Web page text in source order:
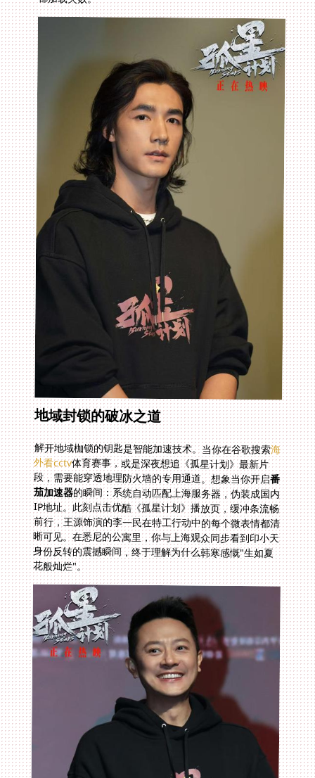
地域封锁的破冰之道
解开地域枷锁的钥匙是智能加速技术。当你在谷歌搜索海
外看cctv体育赛事，或是深夜想追《孤星计划》最新片
段，需要能穿透地理防火墙的专用通道。想象当你开启番
茄加速器的瞬间：系统自动匹配上海服务器，伪装成国内
IP地址。此刻点击优酷《孤星计划》播放页，缓冲条流畅
前行，王源饰演的李一民在特工行动中的每个微表情都清
晰可见。在悉尼的公寓里，你与上海观众同步看到印小天
身份反转的震撼瞬间，终于理解为什么韩寒感慨"生如夏
花般灿烂"。